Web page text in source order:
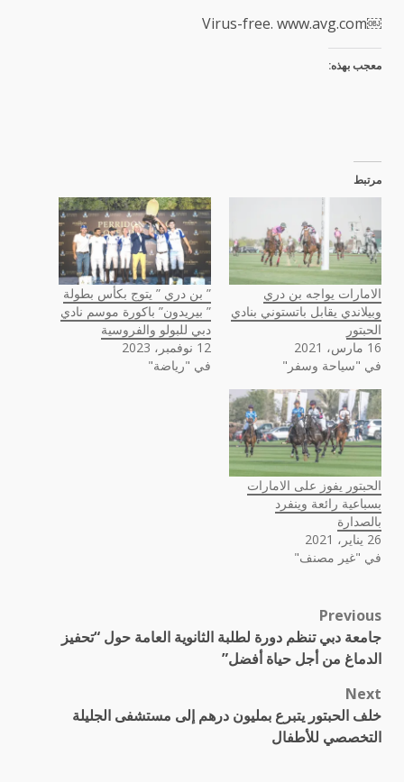
￼Virus-free. www.avg.com
معجب بهذه:
مرتبط
الامارات يواجه بن دري
وبيلاندي يقابل باتستوني بنادي
الحبتور
16 مارس، 2021
في "سياحة وسفر"
” بن دري ” يتوج بكأس بطولة
” بيريدون” باكورة موسم نادي
دبي للبولو والفروسية
12 نوفمبر، 2023
في "رياضة"
الحبتور يفوز على الامارات
بسباعية رائعة وينفرد
بالصدارة
26 يناير، 2021
في "غير مصنف"
Post
navigation
Previous
جامعة دبي تنظم دورة لطلبة الثانوية العامة حول “تحفيز
الدماغ من أجل حياة أفضل”
Next
خلف الحبتور يتبرع بمليون درهم إلى مستشفى الجليلة
التخصصي للأطفال